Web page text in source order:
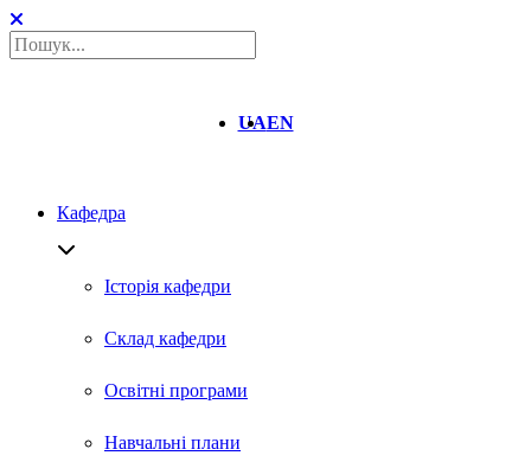
UAEN
Кафедра
Історія кафедри
Склад кафедри
Освітні програми
Навчальні плани